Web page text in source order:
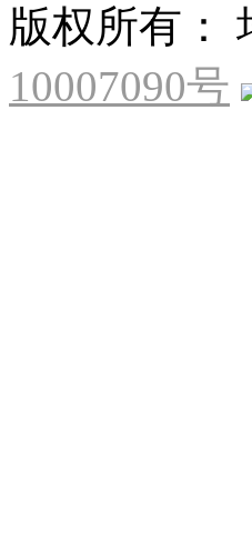
版权所有：
10007090号